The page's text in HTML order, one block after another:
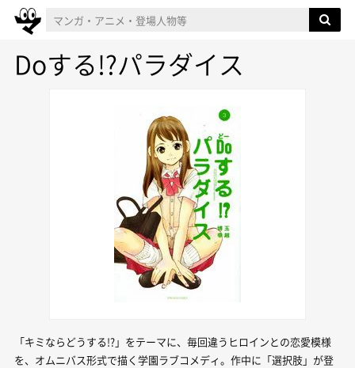
Doする!?パラダイス
「キミならどうする!?」をテーマに、毎回違うヒロインとの恋愛模様
を、オムニバス形式で描く学園ラブコメディ。作中に「選択肢」が登